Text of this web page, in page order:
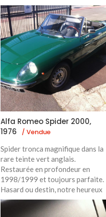
Alfa Romeo Spider 2000,
1976
/ Vendue
Spider tronca magnifique dans la
rare teinte vert anglais.
Restaurée en profondeur en
1998/1999 et toujours parfaite.
Hasard ou destin, notre heureux